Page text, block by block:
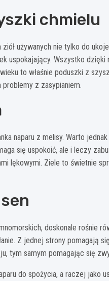
chmielu
używanych nie tylko do
uspokajający. Wszystko dzięki
to właśnie poduszki z
z zasypianiem.
naparu z melisy. Warto
się uspokoić, ale i leczy
lękowymi. Ziele to świetnie
doskonale rośnie
Z jednej strony pomagają
tym samym pomagając się
do spożycia, a raczej jako